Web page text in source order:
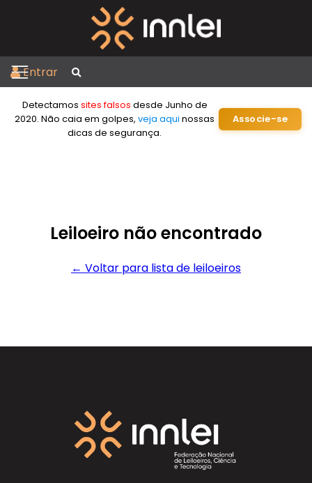
Entrar
Detectamos sites falsos desde Junho de
2020. Não caia em golpes,veja aqui nossas
dicas de segurança.
Associe-se
Leiloeiro não encontrado
← Voltar para lista de leiloeiros